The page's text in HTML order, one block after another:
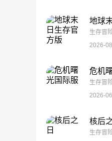
地球
生存冒
2026-
危机
生存冒
2026-
核后
生存冒